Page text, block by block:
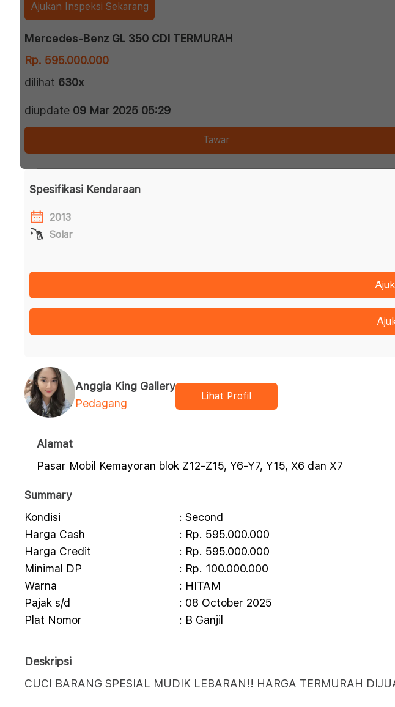
Ajukan Inspeksi Sekarang
Mercedes-Benz GL 350 CDI TERMURAH
Rp. 595.000.000
dilihat 630x
diupdate 09 Mar 2025 05:29
Tawar
Spesifikasi Kendaraan
2013
Solar
Anggia King Gallery
Pedagang
Lihat Profil
Alamat
Pasar Mobil Kemayoran blok Z12-Z15, Y6-Y7, Y15, X6 dan X7
Summary
Kondisi
: Second
Harga Cash
: Rp. 595.000.000
Harga Credit
: Rp. 595.000.000
Minimal DP
: Rp. 100.000.000
Warna
: HITAM
Pajak s/d
: 08 October 2025
Plat Nomor
: B Ganjil
Deskripsi
CUCI BARANG SPESIAL MUDIK LEBARAN!! HARGA TERMURAH